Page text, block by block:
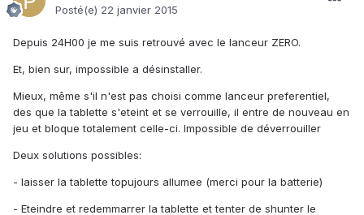
Posté(e) 22 janvier 2015
Depuis 24H00 je me suis retrouvé avec le lanceur ZERO.
Et, bien sur, impossible a désinstaller.
Mieux, même s'il n'est pas choisi comme lanceur preferentiel,
des que la tablette s'eteint et se verrouille, il entre de nouveau en
jeu et bloque totalement celle-ci. Impossible de déverrouiller
Deux solutions possibles:
- laisser la tablette topujours allumee (merci pour la batterie)
- Eteindre et redemmarrer la tablette et tenter de shunter le